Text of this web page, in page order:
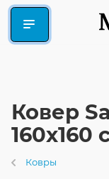
Ковер
160x160
Ковры